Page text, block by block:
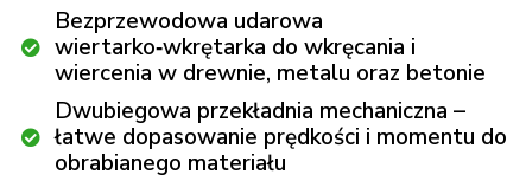
Bezprzewodowa udarowa
wiertarko‑wkrętarka do wkręcania i
wiercenia w drewnie, metalu oraz betonie
Dwubiegowa przekładnia mechaniczna –
łatwe dopasowanie prędkości i momentu do
obrabianego materiału